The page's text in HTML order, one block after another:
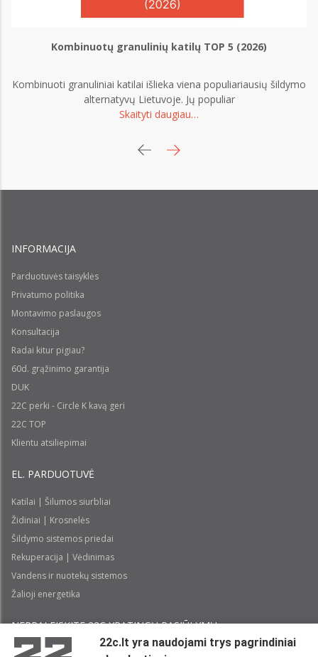
Kombinuotų granulinių katilų TOP 5 (2026)
Kombinuoti granuliniai katilai išlieka viena populiariausių šildymo
alternatyvų Lietuvoje. Jų populiar
Skaityti daugiau…
INFORMACIJA
Parduotuvės taisyklės
Privatumo politika
Montavimo paslaugos
Konsultacija
Radai kitur pigiau?
60d. grąžinimo garantija
DUK
22C perki - Circle K kavą geri
22C TOP
Klientu atsiliepimai
EL. PARDUOTUVĖ
Katilai | Šilumos siurbliai
Židiniai | Krosnelės
Šildymo sistemos priedai
Rekuperacija | Vėdinimas
Vandens ir nuotekų sistemos
Žalioji energetika
NEPRALEISKITE 22С YPATINGŲ PASIŪLYMŲ:
22c.lt yra naudojami trys pagrindiniai